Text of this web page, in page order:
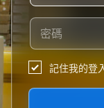
記住我的登